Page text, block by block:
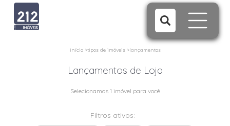
início>tipos de imóveis>lançamentos
Lançamentos de Loja
Selecionamos 1 imóvel para você
Filtros ativos: